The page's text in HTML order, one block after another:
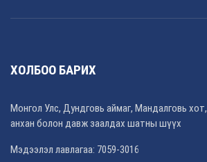
ХОЛБОО БАРИХ
Монгол Улс, Дундговь аймаг, Мандалговь
анхан болон давж заалдах шатны шүүх
Мэдээлэл лавлагаа: 7059-3016